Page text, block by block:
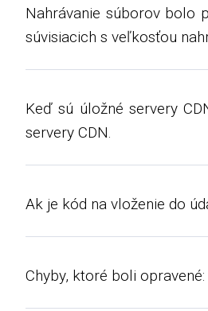
Nahrávanie súborov bolo
súvisiacich s veľkosťou
Keď sú úložné servery
servery CDN.
Ak je kód na vloženie do
Chyby, ktoré boli opravené: